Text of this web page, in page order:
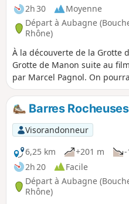
2h 30
Moyenne
Départ à Aubagne
Rhône)
À la découverte de la Grotte
Grotte de Manon suite au
par Marcel Pagnol. On
Grotte du Cerf un peu plus
faire un petit détour pour
Quelques passages après la
mains.
Barres
Visorandonneur
6,25 km
+201 m
-
2h 20
Facile
Départ à Aubagne
Rhône)